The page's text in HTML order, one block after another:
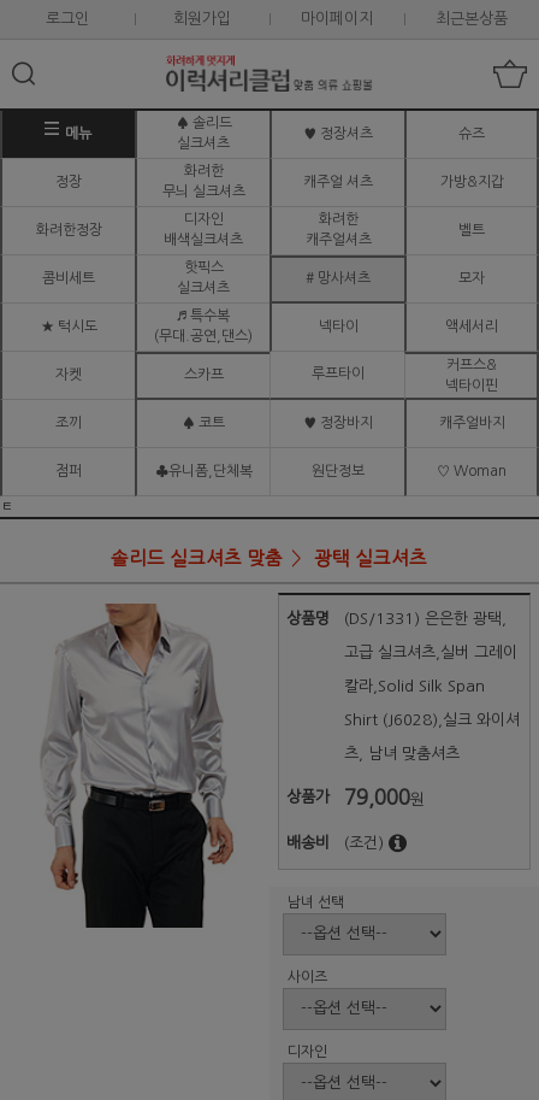
로그인 회원가입 마이페이지 최근본상품
메뉴
♠ 솔리드
실크셔츠
♥ 정장셔츠 슈즈
정장
화려한
무늬 실크셔츠
캐주얼 셔츠 가방&지갑
화려한정장
디자인
배색실크셔츠
화려한
캐주얼셔츠
벨트
콤비세트
핫픽스
실크셔츠
# 망사셔츠 모자
★ 턱시도
♬ 특수복
(무대.공연,댄스)
넥타이 액세서리
자켓 스카프 루프타이
커프스&
넥타이핀
조끼 ♠ 코트 ♥ 정장바지 캐주얼바지
점퍼 ♣유니폼,단체복 원단정보 ♡ Woman
ㅌ
솔리드 실크셔츠 맞춤 광택 실크셔츠
상품명 (DS/1331) 은은한 광택,
고급 실크셔츠,실버 그레이
칼라,Solid Silk Span
Shirt (J6028),실크 와이셔
츠, 남녀 맞춤셔츠
상품가 79,000원
배송비 (조건)
남녀 선택
사이즈
디자인